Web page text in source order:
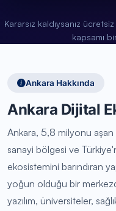
Kararsız kaldıysanız
kapsamı
Ankara Hakkında
Ankara Dijital
Ankara, 5,8 milyonu
sanayi bölgesi ve
ekosistemini barındıran
yoğun olduğu bir
yazılım, üniversiteler,